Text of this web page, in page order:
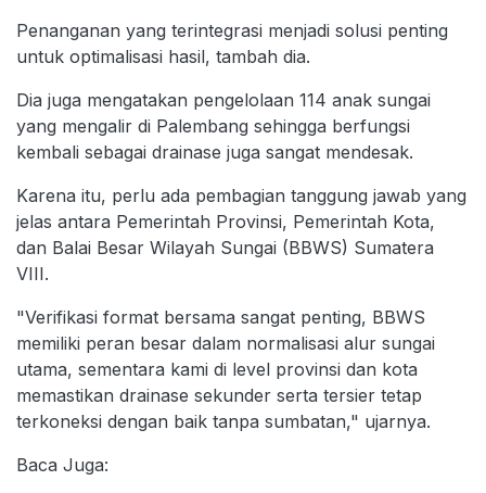
Penanganan yang terintegrasi menjadi solusi penting
untuk optimalisasi hasil, tambah dia.
Dia juga mengatakan pengelolaan 114 anak sungai
yang mengalir di Palembang sehingga berfungsi
kembali sebagai drainase juga sangat mendesak.
Karena itu, perlu ada pembagian tanggung jawab yang
jelas antara Pemerintah Provinsi, Pemerintah Kota,
dan Balai Besar Wilayah Sungai (BBWS) Sumatera
VIII.
"Verifikasi format bersama sangat penting, BBWS
memiliki peran besar dalam normalisasi alur sungai
utama, sementara kami di level provinsi dan kota
memastikan drainase sekunder serta tersier tetap
terkoneksi dengan baik tanpa sumbatan," ujarnya.
Baca Juga: